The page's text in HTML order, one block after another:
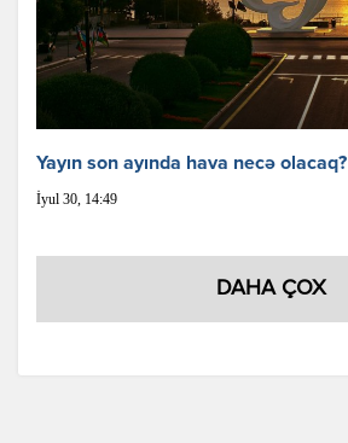
Yayın son ayında hava necə olacaq?
İyul 30, 14:49
DAHA ÇOX